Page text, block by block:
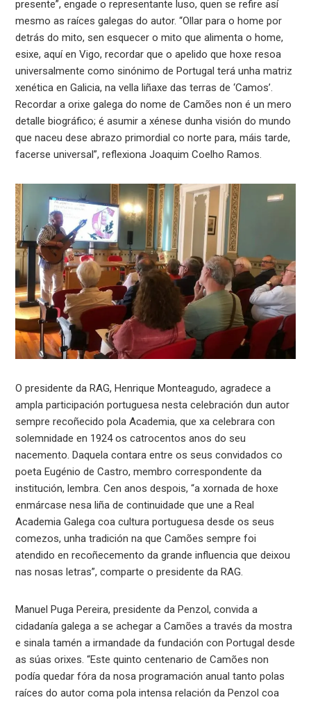
presente”, engade o representante luso, quen se refire así
mesmo as raíces galegas do autor. “Ollar para o home por
detrás do mito, sen esquecer o mito que alimenta o home,
esixe, aquí en Vigo, recordar que o apelido que hoxe resoa
universalmente como sinónimo de Portugal terá unha matriz
xenética en Galicia, na vella liñaxe das terras de ‘Camos’.
Recordar a orixe galega do nome de Camões non é un mero
detalle biográfico; é asumir a xénese dunha visión do mundo
que naceu dese abrazo primordial co norte para, máis tarde,
facerse universal”, reflexiona Joaquim Coelho Ramos.
O presidente da RAG, Henrique Monteagudo, agradece a
ampla participación portuguesa nesta celebración dun autor
sempre recoñecido pola Academia, que xa celebrara con
solemnidade en 1924 os catrocentos anos do seu
nacemento. Daquela contara entre os seus convidados co
poeta Eugénio de Castro, membro correspondente da
institución, lembra. Cen anos despois, “a xornada de hoxe
enmárcase nesa liña de continuidade que une a Real
Academia Galega coa cultura portuguesa desde os seus
comezos, unha tradición na que Camões sempre foi
atendido en recoñecemento da grande influencia que deixou
nas nosas letras”, comparte o presidente da RAG.
Manuel Puga Pereira, presidente da Penzol, convida a
cidadanía galega a se achegar a Camões a través da mostra
e sinala tamén a irmandade da fundación con Portugal desde
as súas orixes. “Este quinto centenario de Camões non
podía quedar fóra da nosa programación anual tanto polas
raíces do autor coma pola intensa relación da Penzol coa